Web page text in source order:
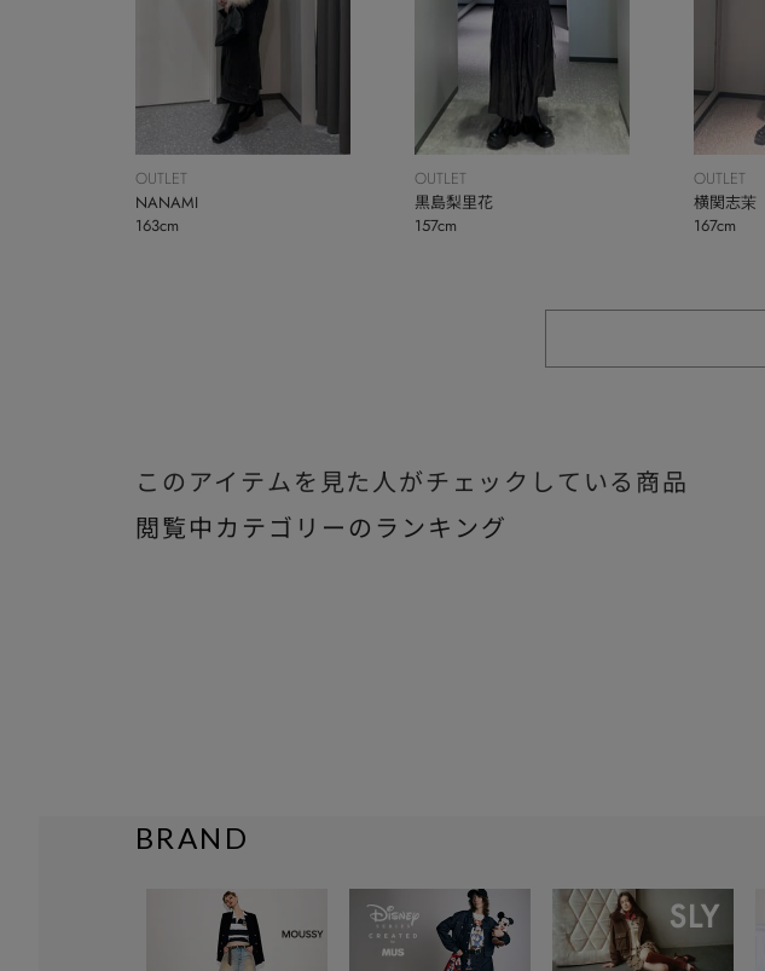
OUTLET
NANAMI
163cm
OUTLET
黒島梨里花
157cm
OUTLET
横関志茉
167cm
このアイテムを見た人がチェックしている商品
閲覧中カテゴリーのランキング
BRAND